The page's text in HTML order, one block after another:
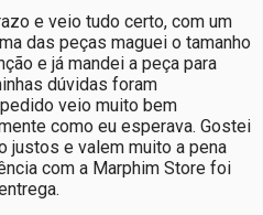
e veio tudo certo, com um
das peças maguei o tamanho
e já mandei a peça para
dúvidas foram
veio muito bem
como eu esperava. Gostei
justos e valem muito a pena
com a Marphim Store foi